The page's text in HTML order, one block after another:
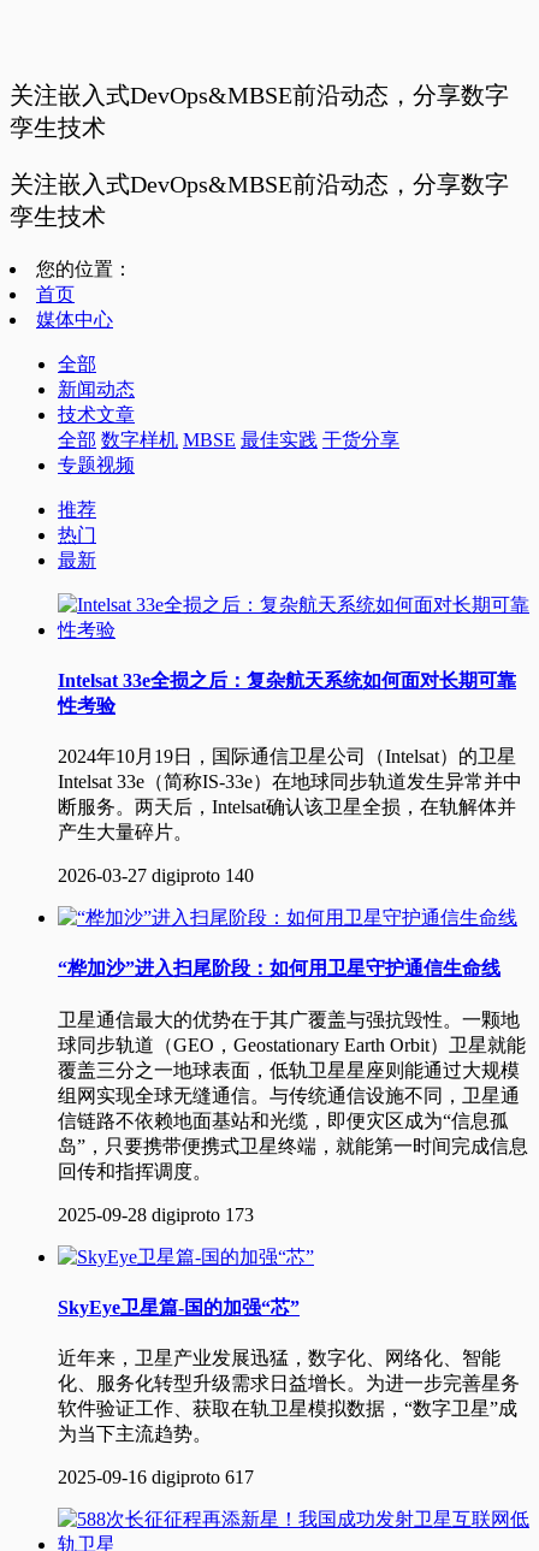
关注嵌入式DevOps&MBSE前沿动态，分享数字
孪生技术
关注嵌入式DevOps&MBSE前沿动态，分享数字
孪生技术
您的位置：
首页
媒体中心
全部
新闻动态
技术文章
全部 数字样机 MBSE 最佳实践 干货分享
专题视频
推荐
热门
最新
Intelsat 33e全损之后：复杂航天系统如何面对长期可靠
性考验
2024年10月19日，国际通信卫星公司（Intelsat）的卫星
Intelsat 33e（简称IS-33e）在地球同步轨道发生异常并中
断服务。两天后，Intelsat确认该卫星全损，在轨解体并
产生大量碎片。
2026-03-27 digiproto 140
“桦加沙”进入扫尾阶段：如何用卫星守护通信生命线
卫星通信最大的优势在于其广覆盖与强抗毁性。一颗地
球同步轨道（GEO，Geostationary Earth Orbit）卫星就能
覆盖三分之一地球表面，低轨卫星星座则能通过大规模
组网实现全球无缝通信。与传统通信设施不同，卫星通
信链路不依赖地面基站和光缆，即便灾区成为“信息孤
岛”，只要携带便携式卫星终端，就能第一时间完成信息
回传和指挥调度。
2025-09-28 digiproto 173
SkyEye卫星篇-国的加强“芯”
近年来，卫星产业发展迅猛，数字化、网络化、智能
化、服务化转型升级需求日益增长。为进一步完善星务
软件验证工作、获取在轨卫星模拟数据，“数字卫星”成
为当下主流趋势。
2025-09-16 digiproto 617